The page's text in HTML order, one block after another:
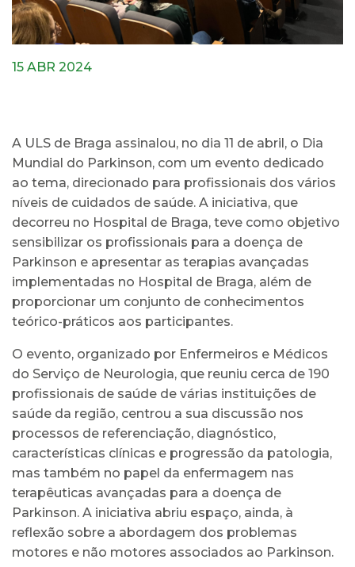
15 ABR 2024
A ULS de Braga assinalou, no dia 11 de abril, o Dia
Mundial do Parkinson, com um evento dedicado
ao tema, direcionado para profissionais dos vários
níveis de cuidados de saúde. A iniciativa, que
decorreu no Hospital de Braga, teve como objetivo
sensibilizar os profissionais para a doença de
Parkinson e apresentar as terapias avançadas
implementadas no Hospital de Braga, além de
proporcionar um conjunto de conhecimentos
teórico-práticos aos participantes.
O evento, organizado por Enfermeiros e Médicos
do Serviço de Neurologia, que reuniu cerca de 190
profissionais de saúde de várias instituições de
saúde da região, centrou a sua discussão nos
processos de referenciação, diagnóstico,
características clínicas e progressão da patologia,
mas também no papel da enfermagem nas
terapêuticas avançadas para a doença de
Parkinson. A iniciativa abriu espaço, ainda, à
reflexão sobre a abordagem dos problemas
motores e não motores associados ao Parkinson.